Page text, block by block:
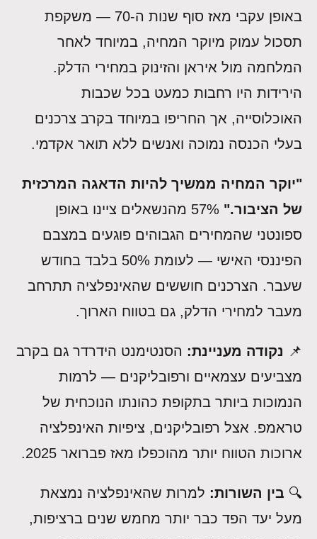
באופן עקבי מאז סוף שנות ה-70 — משקפת
תסכול עמוק מיוקר המחיה, במיוחד לאחר
המלחמה מול איראן והזינוק במחירי הדלק.
הירידות היו רחבות כמעט בכל שכבות
האוכלוסייה, אך החריפו במיוחד בקרב צרכנים
בעלי הכנסה נמוכה ואנשים ללא תואר אקדמי.
"יוקר המחיה ממשיך להיות הדאגה המרכזית
של הציבור."
57% מהנשאלים ציינו באופן
ספונטני שהמחירים הגבוהים פוגעים במצבם
הפיננסי האישי — לעומת 50% בלבד בחודש
שעבר. הצרכנים חוששים שהאינפלציה תתרחב
מעבר למחירי הדלק, גם בטווח הארוך.
📌 נקודה מעניינת: הסנטימנט הידרדר גם בקרב
מצביעים עצמאיים ורפובליקנים — לרמות
הנמוכות ביותר בתקופת כהונתו הנוכחית של
טראמפ. אצל רפובליקנים, ציפיות האינפלציה
ארוכות הטווח יותר מהוכפלו מאז פברואר 2025.
🔍 בין השורות: למרות שהאינפלציה נמצאת
מעל יעד הפד כבר יותר מחמש שנים ברציפות,